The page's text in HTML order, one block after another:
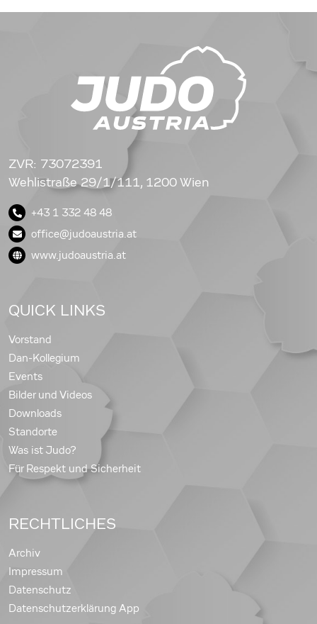
ZVR: 73072391
Wehlistraße 29/1/111, 1200 Wien
+43 1 332 48 48
office@judoaustria.at
www.judoaustria.at
QUICK LINKS
Vorstand
Dan-Kollegium
Events
Bilder und Videos
Downloads
Standorte
Was ist Judo?
Für Respekt und Sicherheit
RECHTLICHES
Archiv
Impressum
Datenschutz
Datenschutzerklärung App